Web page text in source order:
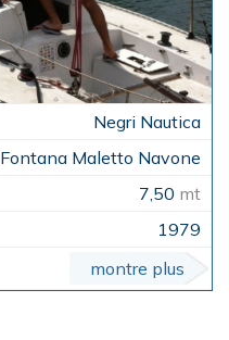
Negri Nautica
Fontana Maletto Navone
7,50 mt
1979
montre plus